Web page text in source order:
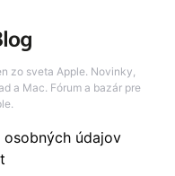
zo sveta Apple. Novinky,
a Mac. Fórum a bazár pre
osobných údajov